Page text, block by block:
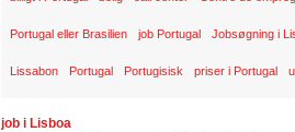
Portugal eller Brasilien job Portugal Jobsøgning i
Lissabon Portugal Portugisisk priser i Portugal
job i Lisboa